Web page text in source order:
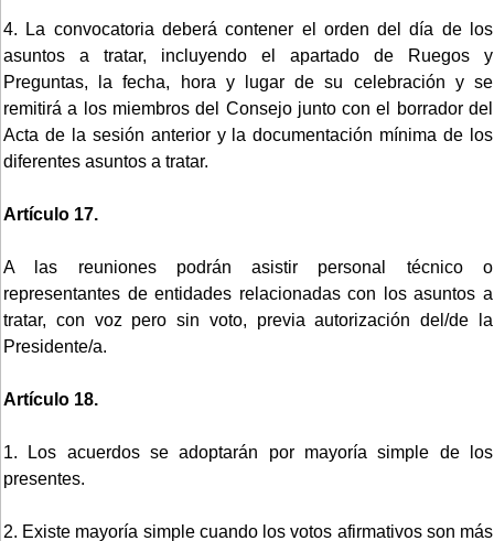
4. La convocatoria deberá contener el orden del día de los
asuntos a tratar, incluyendo el apartado de Ruegos y
Preguntas, la fecha, hora y lugar de su celebración y se
remitirá a los miembros del Consejo junto con el borrador del
Acta de la sesión anterior y la documentación mínima de los
diferentes asuntos a tratar.
Artículo 17.
A las reuniones podrán asistir personal técnico o
representantes de entidades relacionadas con los asuntos a
tratar, con voz pero sin voto, previa autorización del/de la
Presidente/a.
Artículo 18.
1. Los acuerdos se adoptarán por mayoría simple de los
presentes.
2. Existe mayoría simple cuando los votos afirmativos son más